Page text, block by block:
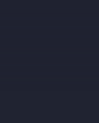
20 Mart 2026,
Nihat